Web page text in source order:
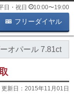
日・祝日 10:00〜19:00
フリーダイヤル
オパール 7.81ct
更新日： 2015年11月01日